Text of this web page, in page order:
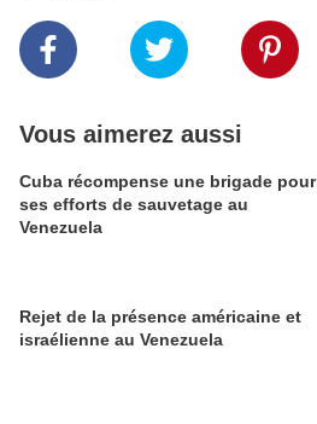
Vous aimerez aussi
Cuba récompense une brigade pour
ses efforts de sauvetage au
Venezuela
Rejet de la présence américaine et
israélienne au Venezuela